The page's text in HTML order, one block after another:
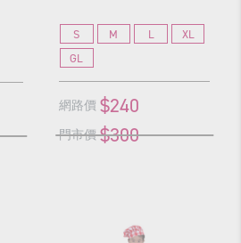
S M L
XL
GL
網路價 $240
門市價 $300